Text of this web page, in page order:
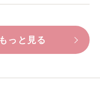
っと見る